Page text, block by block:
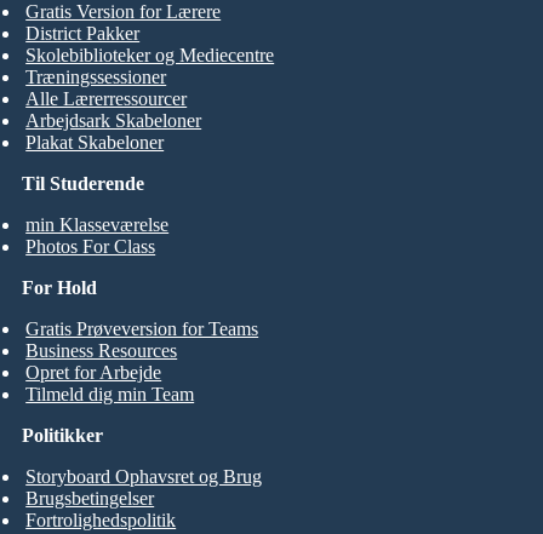
Til Studerende
min Klasseværelse
Photos For Class
Gratis Version for Lærere
District Pakker
Skolebiblioteker og Mediecentre
Træningssessioner
Alle Lærerressourcer
Arbejdsark Skabeloner
Plakat Skabeloner
For Hold
Gratis Prøveversion for Teams
Business Resources
Opret for Arbejde
Tilmeld dig min Team
Politikker
Storyboard Ophavsret og Brug
Brugsbetingelser
Fortrolighedspolitik